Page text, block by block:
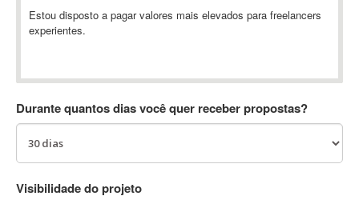
Ableton Push
Abstract
AC3
ACID Pro
Estou disposto a pagar valores mais elevados para freelancers
experientes.
Durante quantos dias você quer receber propostas?
Visibilidade do projeto